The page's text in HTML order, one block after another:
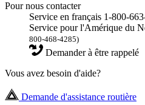
Pour nous contacter
Service en français 1-800-
Service pour l'Amérique du
800-468-4285)
Demander à être rappelé
Vous avez besoin d'aide?
Demande d'assistance routière